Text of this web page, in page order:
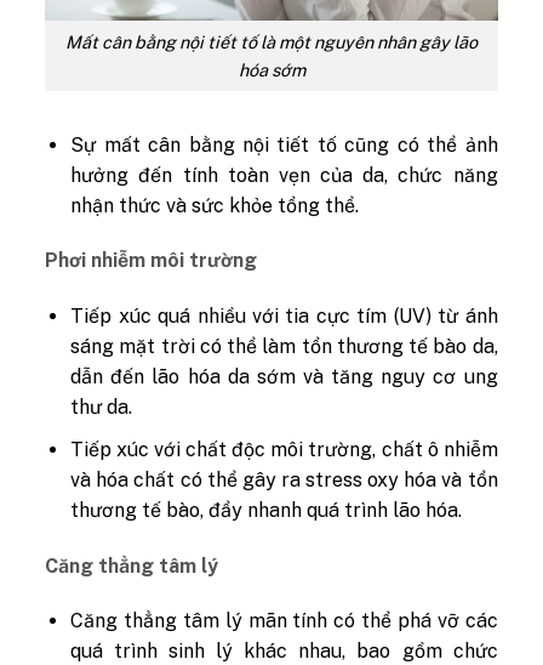
Mất cân bằng nội tiết tố là một nguyên nhân gây lão
hóa sớm
Sự mất cân bằng nội tiết tố cũng có thể ảnh
hưởng đến tính toàn vẹn của da, chức năng
nhận thức và sức khỏe tổng thể.
Phơi nhiễm môi trường
Tiếp xúc quá nhiều với tia cực tím (UV) từ ánh
sáng mặt trời có thể làm tổn thương tế bào da,
dẫn đến lão hóa da sớm và tăng nguy cơ ung
thư da.
Tiếp xúc với chất độc môi trường, chất ô nhiễm
và hóa chất có thể gây ra stress oxy hóa và tổn
thương tế bào, đẩy nhanh quá trình lão hóa.
Căng thẳng tâm lý
Căng thẳng tâm lý mãn tính có thể phá vỡ các
quá trình sinh lý khác nhau, bao gồm chức